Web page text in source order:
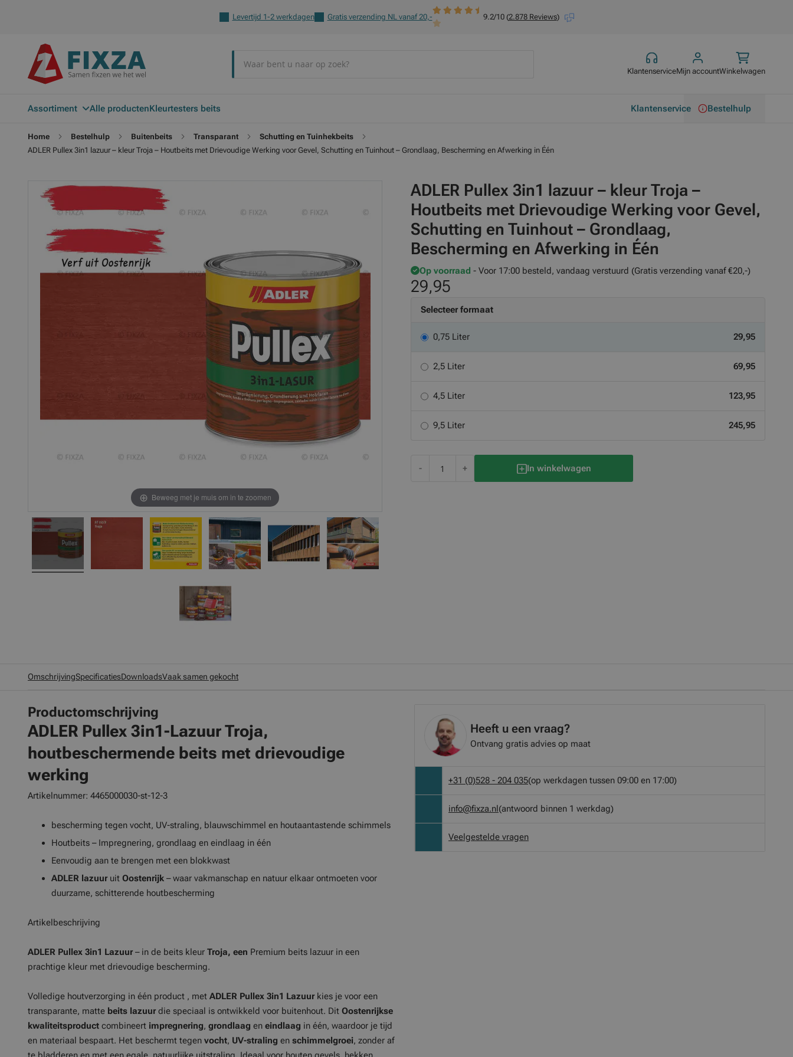
Levertijd 1-2 werkdagen Gratis verzending NL vanaf 20,- 9.2/10 (2.878 Reviews)
KlantenserviceMijn accountWinkelwagen
Assortiment Alle productenKleurtesters beits Klantenservice Bestelhulp
Home Bestelhulp Buitenbeits Transparant
Schutting en Tuinhekbeits
ADLER Pullex 3in1 lazuur – kleur Troja – Houtbeits met Drievoudige Werking voor Gevel, Schutting en Tuinhout – Grondlaag, Bescherming en Afwerking in Één
ADLER Pullex 3in1 lazuur – kleur Troja –
Houtbeits met Drievoudige Werking voor Gevel,
Schutting en Tuinhout – Grondlaag,
Bescherming en Afwerking in Één
Op voorraad - Voor 17:00 besteld, vandaag verstuurd (Gratis verzending vanaf €20,-)
29,95
Selecteer formaat
0,75 Liter 29,95
2,5 Liter 69,95
4,5 Liter 123,95
9,5 Liter 245,95
- + In winkelwagen
einde
afbeeldingen-
begin
afbeeldingen-
Beweeg met je muis om in te zoomen
OmschrijvingSpecificatiesDownloadsVaak samen gekocht
Productomschrijving
ADLER Pullex 3in1-LazuurTroja,
houtbeschermende beits met drievoudige
werking
Artikelnummer: 4465000030-st-12-3
bescherming tegen vocht, UV-straling, blauwschimmel en houtaantastende schimmels
Houtbeits – Impregnering, grondlaag en eindlaag in één
Eenvoudig aan te brengen met een blokkwast
ADLER lazuur uit Oostenrijk – waar vakmanschap en natuur elkaar ontmoeten voor
duurzame, schitterende houtbescherming
Artikelbeschrijving
ADLER Pullex 3in1 Lazuur – in de beits kleur Troja, een Premium beits lazuur in een
prachtige kleur met drievoudige bescherming.
Volledige houtverzorging in één product , met ADLER Pullex 3in1 Lazuur kies je voor een
transparante, matte beits lazuur die speciaal is ontwikkeld voor buitenhout. Dit Oostenrijkse
kwaliteitsproduct combineert impregnering, grondlaag en eindlaag in één, waardoor je tijd
en materiaal bespaart. Het beschermt tegen vocht, UV-straling en schimmelgroei, zonder af
Heeft u een vraag?
Ontvang gratis advies op maat
+31 (0)528 - 204 035(op werkdagen tussen 09:00 en 17:00)
info@fixza.nl(antwoord binnen 1 werkdag)
Veelgestelde vragen